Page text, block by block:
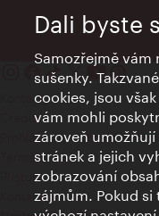
Kontakty
Credits
Prohlášení o ochraně
Terms of Use
Přístupnost
Kontakt pro tisk
Dali byste
Samozřejmě
sušenky.
cookies, jsou
vám mohli
zároveň
stránek a jejich
zobrazování
zájmům. Pokud